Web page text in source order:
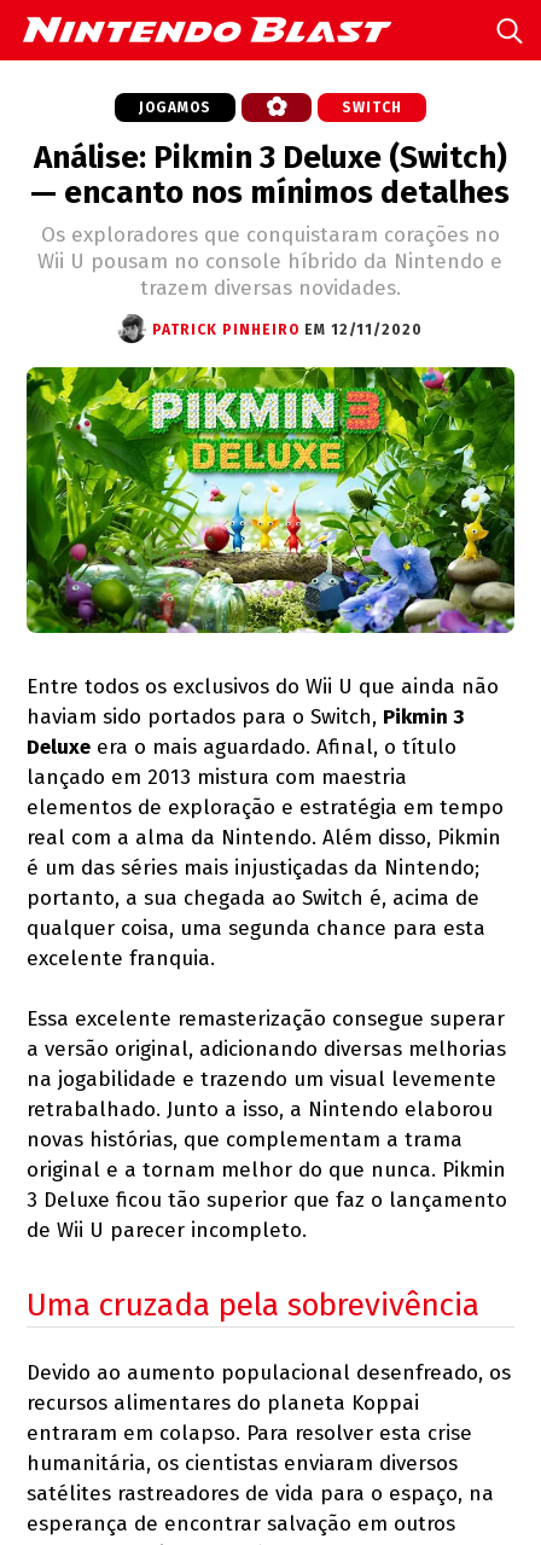
JOGAMOS SWITCH
Análise: Pikmin 3 Deluxe (Switch)
— encanto nos mínimos detalhes
Os exploradores que conquistaram corações no
Wii U pousam no console híbrido da Nintendo e
trazem diversas novidades.
PATRICK PINHEIRO EM 12/11/2020
Entre todos os exclusivos do Wii U que ainda não
haviam sido portados para o Switch, Pikmin 3
Deluxe era o mais aguardado. Afinal, o título
lançado em 2013 mistura com maestria
elementos de exploração e estratégia em tempo
real com a alma da Nintendo. Além disso, Pikmin
é um das séries mais injustiçadas da Nintendo;
portanto, a sua chegada ao Switch é, acima de
qualquer coisa, uma segunda chance para esta
excelente franquia.
Essa excelente remasterização consegue superar
a versão original, adicionando diversas melhorias
na jogabilidade e trazendo um visual levemente
retrabalhado. Junto a isso, a Nintendo elaborou
novas histórias, que complementam a trama
original e a tornam melhor do que nunca. Pikmin
3 Deluxe ficou tão superior que faz o lançamento
de Wii U parecer incompleto.
Uma cruzada pela sobrevivência
Devido ao aumento populacional desenfreado, os
recursos alimentares do planeta Koppai
entraram em colapso. Para resolver esta crise
humanitária, os cientistas enviaram diversos
satélites rastreadores de vida para o espaço, na
esperança de encontrar salvação em outros